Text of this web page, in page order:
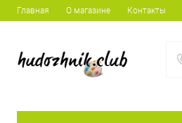
Главная О магазине Контакты